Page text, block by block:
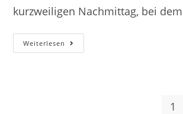
kurzweiligen Nachmittag, bei
Weiterlesen Jahresabschlussschießen
Der
1